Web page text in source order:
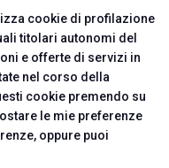
cookie di profilazione
titolari autonomi del
e offerte di servizi in
nel corso della
cookie premendo su
le mie preferenze
oppure puoi